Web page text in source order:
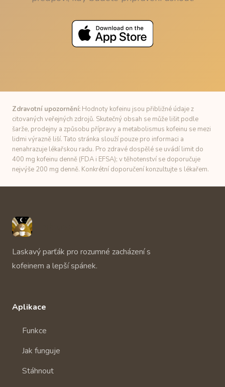
Zdravotní upozornění: Hodnoty kofeinu jsou přibližné údaje z
citovaných veřejných zdrojů. Skutečný obsah se může lišit podle
šarže, prodejny a způsobu přípravy a metabolismus kofeinu se mezi
lidmi výrazně liší. Tato stránka slouží pouze pro informaci a
nenahrazuje lékařskou radu. Pro zdravé dospělé se uvádí limit do
400 mg kofeinu denně (FDA i EFSA); v těhotenství se doporučuje
nejvýše 200 mg denně. Konkrétní doporučení konzultujte s lékařem.
Laskavý parťák pro rozumné zacházení s
kofeinem a lepší spánek.
Aplikace
Funkce
Jak funguje
Stáhnout